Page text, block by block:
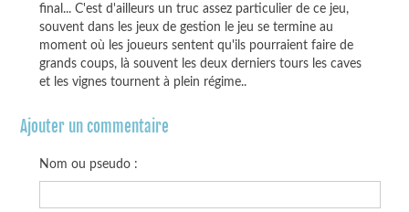
final... C'est d'ailleurs un truc assez particulier de ce jeu,
souvent dans les jeux de gestion le jeu se termine au
moment où les joueurs sentent qu'ils pourraient faire de
grands coups, là souvent les deux derniers tours les caves
et les vignes tournent à plein régime..
Ajouter un commentaire
Nom ou pseudo :